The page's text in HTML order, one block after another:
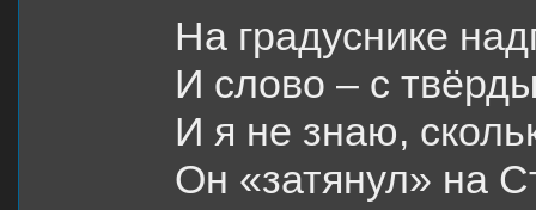
На градуснике
И слово – с
И я не знаю,
Он «затянул» на